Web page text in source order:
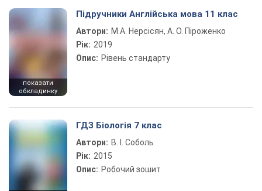
показати
обкладинку
Підручники Англійська мова 11 клас
Автори: М.А. Нерсісян, А. О. Піроженко
Рік: 2019
Опис: Рівень стандарту
ГДЗ Біологія 7 клас
Автори: В. І. Соболь
Рік: 2015
Опис: Робочий зошит